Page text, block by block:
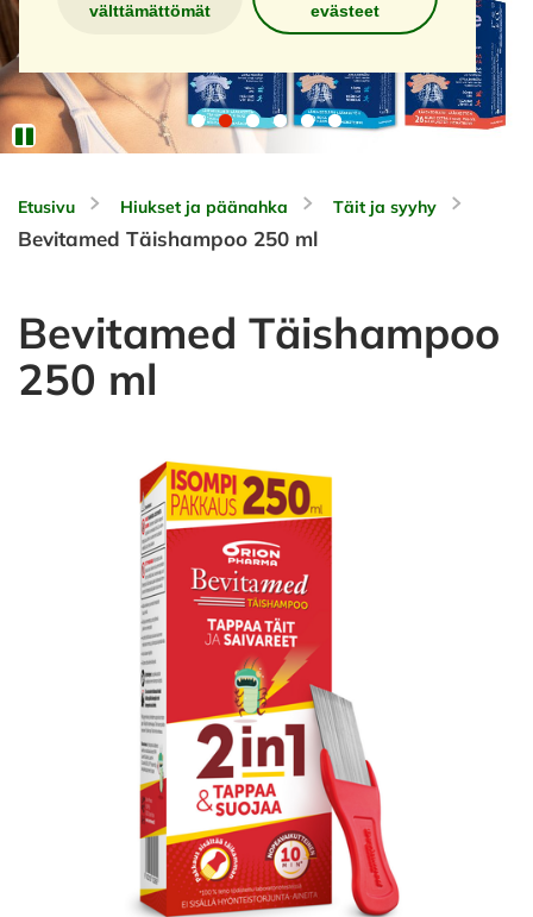
välttämättömät
evästeet
Etusivu Hiukset ja päänahka Täit ja syyhy
Bevitamed Täishampoo 250 ml
Bevitamed Täishampoo
250 ml